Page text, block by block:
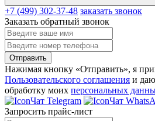
+7 (499) 302-37-48 заказать звонок
Заказать обратный звонок
Отправить
Нажимая кнопку «Отправить», я
Пользовательского соглашения и даю
обработку моих персональных
Чат Telegram
Чат
Запросить прайс-лист